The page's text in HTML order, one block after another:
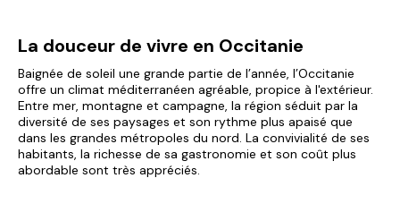
La douceur de vivre en Occitanie
Baignée de soleil une grande partie de l’année, l’Occitanie
offre un climat méditerranéen agréable, propice à l'extérieur.
Entre mer, montagne et campagne, la région séduit par la
diversité de ses paysages et son rythme plus apaisé que
dans les grandes métropoles du nord. La convivialité de ses
habitants, la richesse de sa gastronomie et son coût plus
abordable sont très appréciés.